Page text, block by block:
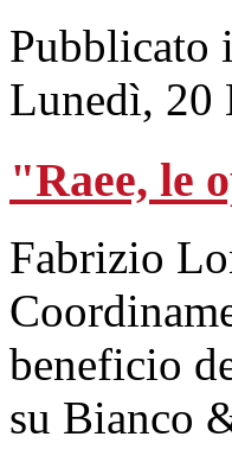
Pubblicato
Lunedì, 20
"Raee, le
Fabrizio
beneficio
su Bianco